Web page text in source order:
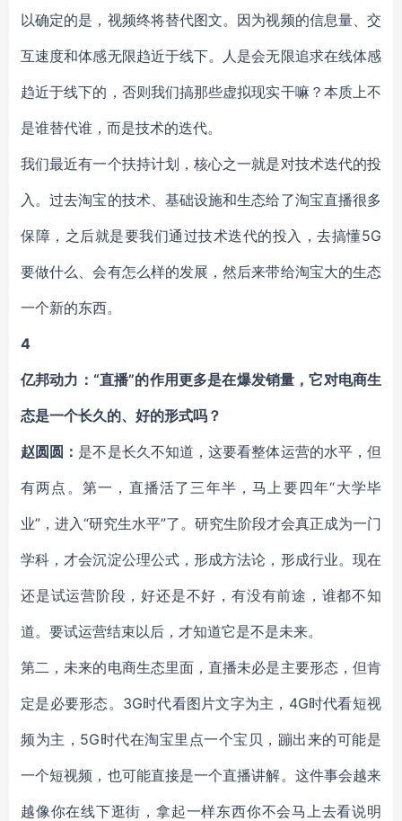
以确定的是，视频终将替代图文。因为视频的信息量、交
互速度和体感无限趋近于线下。人是会无限追求在线体感
趋近于线下的，否则我们搞那些虚拟现实干嘛？本质上不
是谁替代谁，而是技术的迭代。
我们最近有一个扶持计划，核心之一就是对技术迭代的投
入。过去淘宝的技术、基础设施和生态给了淘宝直播很多
保障，之后就是要我们通过技术迭代的投入，去搞懂5G
要做什么、会有怎么样的发展，然后来带给淘宝大的生态
一个新的东西。
4
亿邦动力：“直播”的作用更多是在爆发销量，它对电商生
态是一个长久的、好的形式吗？
赵圆圆： 是不是长久不知道，这要看整体运营的水平，但
有两点。第一，直播活了三年半，马上要四年“大学毕
业”，进入“研究生水平”了。研究生阶段才会真正成为一门
学科，才会沉淀公理公式，形成方法论，形成行业。现在
还是试运营阶段，好还是不好，有没有前途，谁都不知
道。要试运营结束以后，才知道它是不是未来。
第二，未来的电商生态里面，直播未必是主要形态，但肯
定是必要形态。3G时代看图片文字为主，4G时代看短视
频为主，5G时代在淘宝里点一个宝贝，蹦出来的可能是
一个短视频，也可能直接是一个直播讲解。这件事会越来
越像你在线下逛街，拿起一样东西你不会马上去看说明